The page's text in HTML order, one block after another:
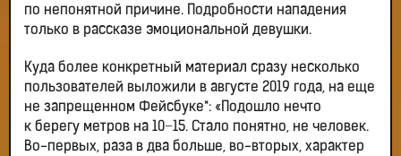
по непонятной причине. Подробности нападения
только в рассказе эмоциональной девушки.
Куда более конкретный материал сразу несколько
пользователей выложили в августе 2019 года, на еще
не запрещенном Фейсбуке*: «Подошло нечто
к берегу метров на 10−15. Стало понятно, не человек.
Во-первых, раза в два больше, во-вторых, характер